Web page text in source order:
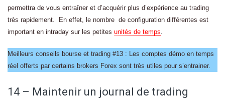
permettra de vous entraîner et d’acquérir plus d’expérience au trading
très rapidement. En effet, le nombre de configuration différentes est
important en intraday sur les petites unités de temps.
Meilleurs conseils bourse et trading #13 : Les comptes démo en temps
réel offerts par certains brokers Forex sont très utiles pour s’entrainer.
14 – Maintenir un journal de trading